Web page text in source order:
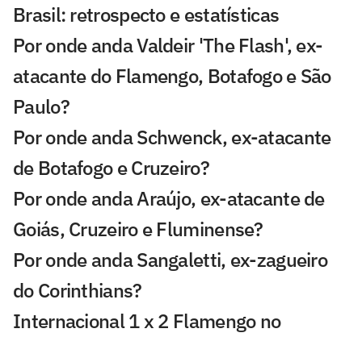
Brasil: retrospecto e estatísticas
Por onde anda Valdeir 'The Flash', ex-
atacante do Flamengo, Botafogo e São
Paulo?
Por onde anda Schwenck, ex-atacante
de Botafogo e Cruzeiro?
Por onde anda Araújo, ex-atacante de
Goiás, Cruzeiro e Fluminense?
Por onde anda Sangaletti, ex-zagueiro
do Corinthians?
Internacional 1 x 2 Flamengo no